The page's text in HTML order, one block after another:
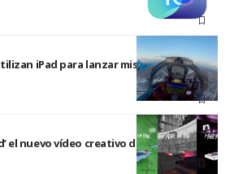
iPad para lanzar misiles desde sus
el nuevo vídeo creativo de Apple